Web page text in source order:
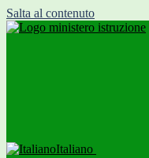
Salta al contenuto
Italiano